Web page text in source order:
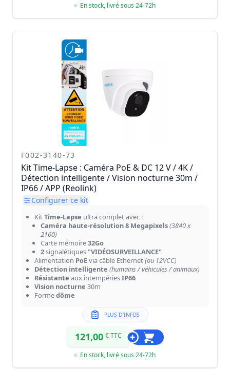
En stock, livré sous 24-72h
F002-3140-73
Kit Time-Lapse : Caméra PoE & DC 12 V / 4K /
Détection intelligente / Vision nocturne 30m /
IP66 / APP (Reolink)
Configurer ce kit
KitTime-Lapse ultra complet avec :
Caméra haute-résolution 8 Megapixels(3840 x
2160)
Carte mémoire32Go
2signalétiques "VIDÉOSURVEILLANCE"
Alimentation PoEvia câble Ethernet(ou 12VCC)
Détection intelligente (humains / véhicules / animaux)
Résistante aux intempériesIP66
Vision nocturne 30m
Formedôme
PLUS D'INFOS
121,00 € TTC
En stock, livré sous 24-72h